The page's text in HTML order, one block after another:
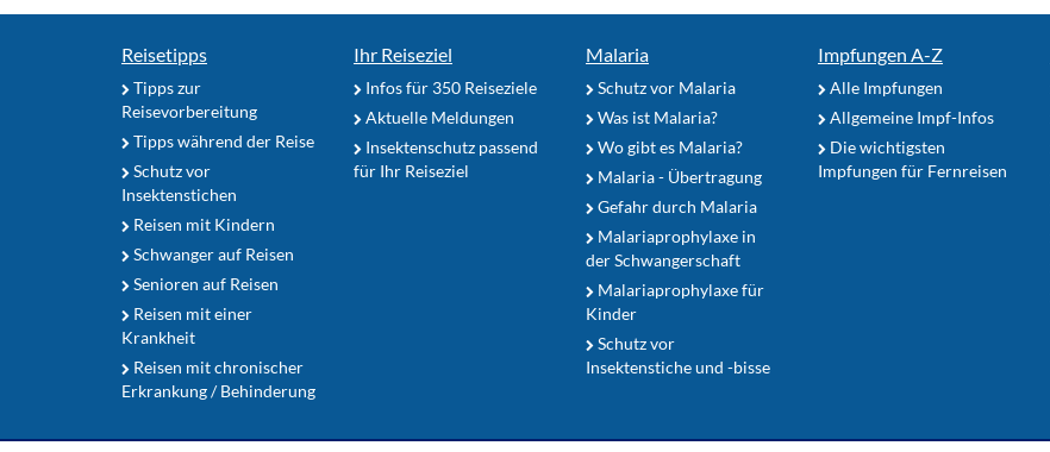
Reisetipps
Tipps zur
Reisevorbereitung
Tipps während der Reise
Schutz vor
Insektenstichen
Reisen mit Kindern
Schwanger auf Reisen
Senioren auf Reisen
Reisen mit einer
Krankheit
Reisen mit chronischer
Erkrankung / Behinderung
Ihr Reiseziel
Infos für 350 Reiseziele
Aktuelle Meldungen
Insektenschutz passend
für Ihr Reiseziel
Malaria
Schutz vor Malaria
Was ist Malaria?
Wo gibt es Malaria?
Malaria - Übertragung
Gefahr durch Malaria
Malariaprophylaxe in
der Schwangerschaft
Malariaprophylaxe für
Kinder
Schutz vor
Insektenstiche und -bisse
Impfungen A-Z
Alle Impfungen
Allgemeine Impf-Infos
Die wichtigsten
Impfungen für Fernreisen